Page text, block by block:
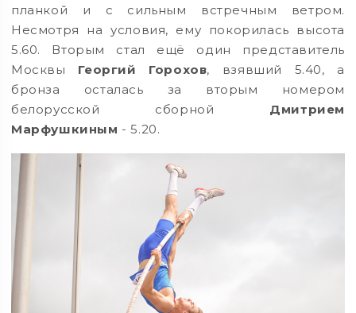
планкой и с сильным встречным ветром.
Несмотря на условия, ему покорилась высота
5.60. Вторым стал ещё один представитель
Москвы Георгий Горохов, взявший 5.40, а
бронза осталась за вторым номером
белорусской сборной Дмитрием
Марфушкиным - 5.20.